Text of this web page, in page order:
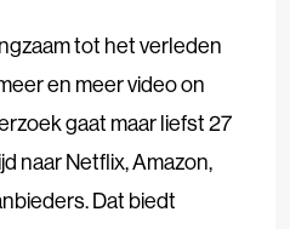
tot het verleden
en meer video on
gaat maar liefst 27
naar Netflix, Amazon,
Dat biedt